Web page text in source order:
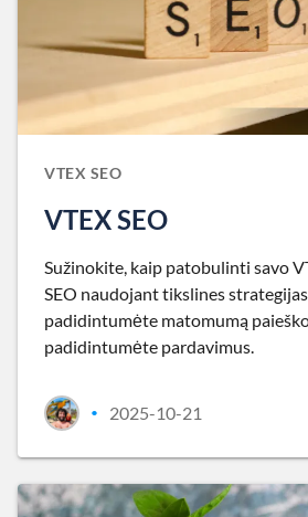
VTEX SEO
VTEX SEO
Sužinokite, kaip patobulinti savo
SEO naudojant tikslines
padidintumėte matomumą
padidintumėte pardavimus.
• 2025-10-21